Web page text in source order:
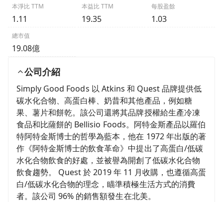
本淨比 TTM
1.11
本益比 TTM
19.35
每股盈餘
1.03
總市值
19.08億
公司介紹
Simply Good Foods 以 Atkins 和 Quest 品牌提供低
碳水化合物、高蛋白棒、奶昔和其他產品，例如糖
果、薯片和餅乾。該公司還將其品牌授權給生產冷凍
食品和比薩餅的 Bellisio Foods。阿特金斯產品以羅伯
特阿特金斯博士的哲學為藍本，他在 1972 年出版的著
作《阿特金斯博士的飲食革命》中提出了高蛋白/低碳
水化合物飲食的好處，並被譽為開創了低碳水化合物
飲食趨勢。 Quest 於 2019 年 11 月收購，也遵循高蛋
白/低碳水化合物的理念，瞄準積極生活方式的消費
者。該公司 96% 的銷售額發生在北美。